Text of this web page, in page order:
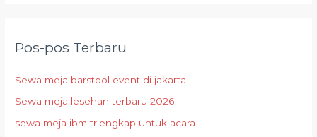
u
t
u
k
Pos-pos Terbaru
Sewa meja barstool event di jakarta
Sewa meja lesehan terbaru 2026
sewa meja ibm trlengkap untuk acara